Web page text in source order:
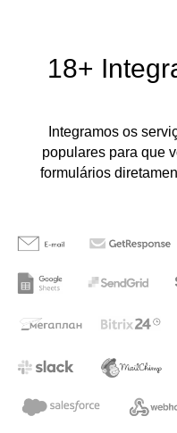
18+
Integramos os
populares para que
formulários